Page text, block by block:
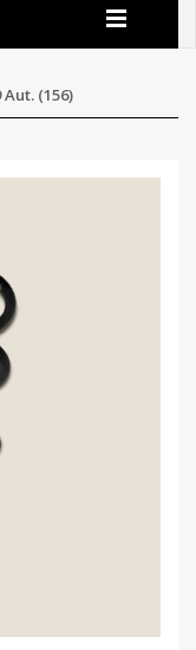
(156)